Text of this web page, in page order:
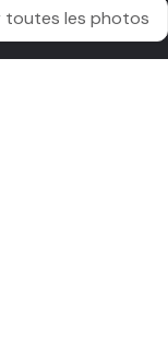
toutes les photos